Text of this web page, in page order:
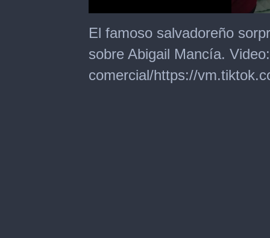
seconds
of
seconds
El famoso salvadoreño
sobre Abigail Mancía.
comercial/https://